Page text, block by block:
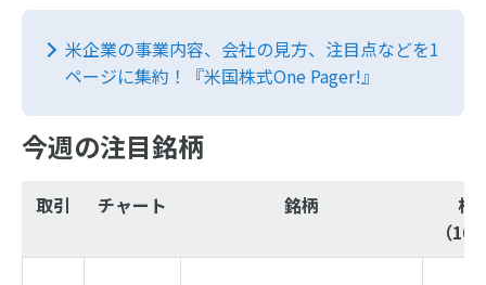
米企業の事業内容、会社の見方、注目点などを1
ページに集約！『米国株式One Pager!』
今週の注目銘柄
取引 チャート 銘柄
株
（